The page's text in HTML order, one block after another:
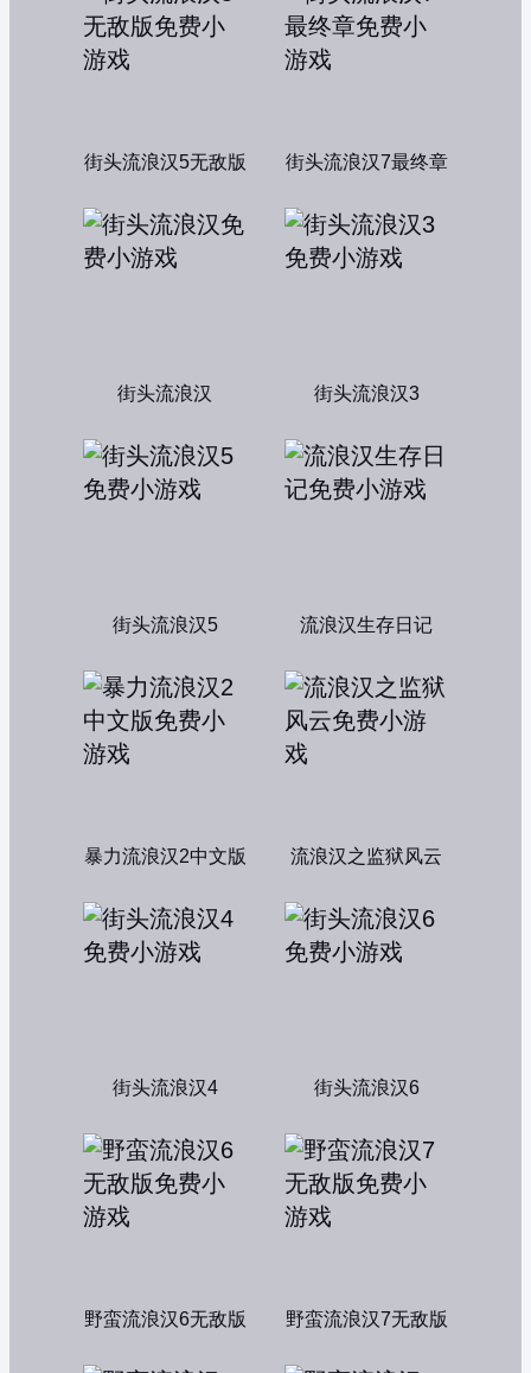
街头流浪汉5无敌版 街头流浪汉7最终章
街头流浪汉 街头流浪汉3
街头流浪汉5 流浪汉生存日记
暴力流浪汉2中文版 流浪汉之监狱风云
街头流浪汉4 街头流浪汉6
野蛮流浪汉6无敌版 野蛮流浪汉7无敌版